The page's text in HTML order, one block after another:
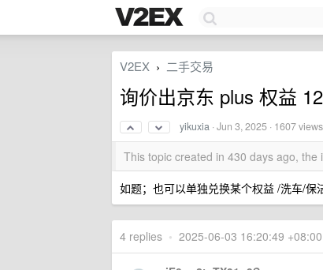
V2EX › 二手交易
询价出京东 plus 权益
yikuxia ·Jun 3, 2025 · 1607 views
This topic created in 430 days ago,
如题；也可以单独兑换某个权益 /洗车/保
4 replies • 2025-06-03 16:20:49 +08:00